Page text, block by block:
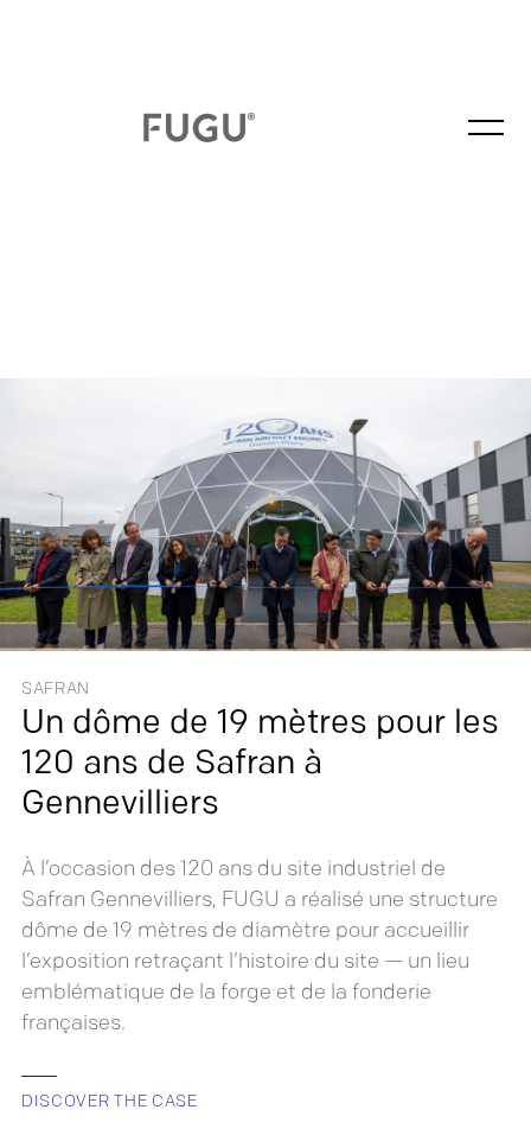
SAFRAN
Un dôme de 19 mètres pour les
120 ans de Safran à
Gennevilliers
À l’occasion des 120 ans du site industriel de
Safran Gennevilliers, FUGU a réalisé une structure
dôme de 19 mètres de diamètre pour accueillir
l’exposition retraçant l’histoire du site — un lieu
emblématique de la forge et de la fonderie
françaises.
DISCOVER THE CASE